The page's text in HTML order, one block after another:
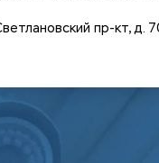
пр-кт, д.